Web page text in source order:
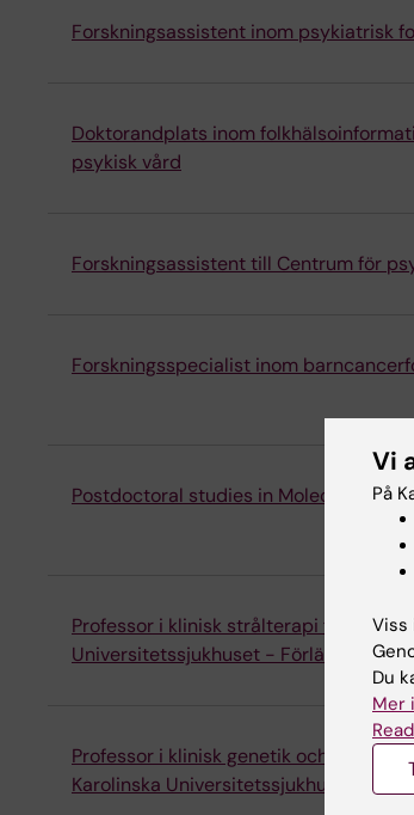
Forskningsassistent inom psykiatrisk
Doktorandplats inom
psykisk vård
Forskningsassistent till Centrum för
Forskningsspecialist inom
Postdoctoral studies in Molecular
Professor i klinisk strålterapi förenad
Universitetssjukhuset - Förlängd
Professor i klinisk genetik och
Karolinska Universitetssjukhuset
Vi
På
Viss
Du
Mer